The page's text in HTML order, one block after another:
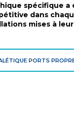
spécifique a
dans
mises à
PORTS